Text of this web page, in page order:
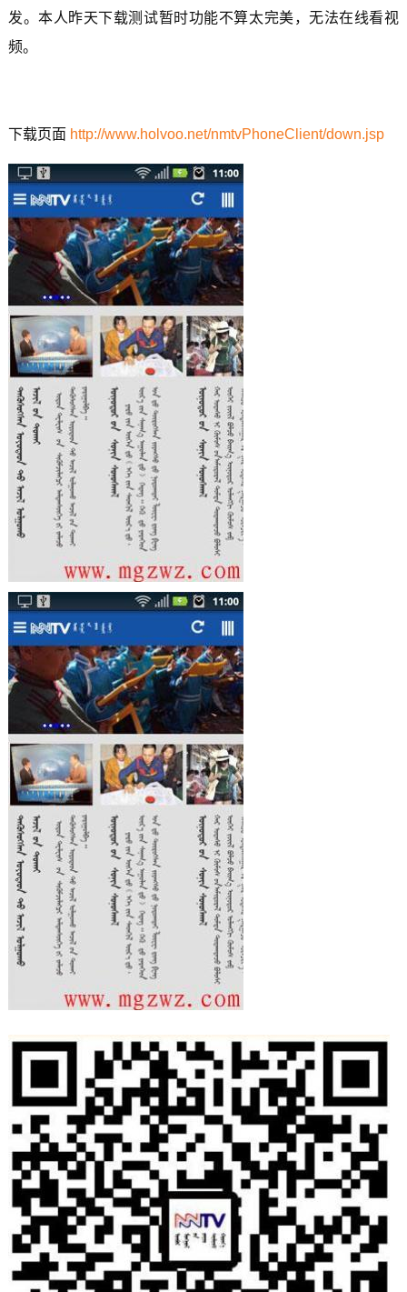
发。本人昨天下载测试暂时功能不算太完美，无法在线看视
频。
下载页面 http://www.holvoo.net/nmtvPhoneClient/down.jsp